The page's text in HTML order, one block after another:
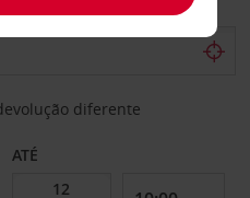
diferente
ATÉ